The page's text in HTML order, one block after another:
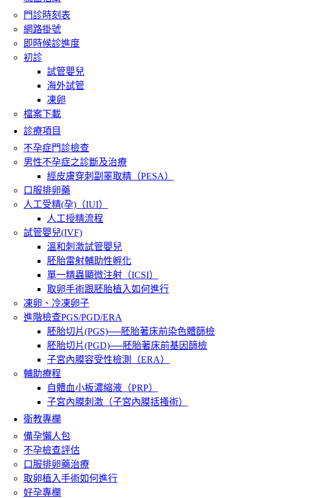
門診時刻表
網路掛號
即時候診進度
初診
試管嬰兒
海外試管
凍卵
檔案下載
診療項目
不孕症門診檢查
男性不孕症之診斷及治療
經皮膚穿刺副睪取精（PESA）
口服排卵藥
人工受精(孕)（IUI）
人工授精流程
試管嬰兒(IVF)
溫和刺激試管嬰兒
胚胎雷射輔助性孵化
單一精蟲顯微注射（ICSI）
取卵手術跟胚胎植入如何進行
凍卵、冷凍卵子
進階檢查PGS/PGD/ERA
胚胎切片(PGS)──胚胎著床前染色體篩檢
胚胎切片(PGD)──胚胎著床前基因篩檢
子宮內膜容受性檢測（ERA）
輔助療程
自體血小板濃縮液（PRP）
子宮內膜刺激（子宮內膜括搔術）
衛教專欄
備孕懶人包
不孕檢查評估
口服排卵藥治療
取卵植入手術如何進行
好孕專欄